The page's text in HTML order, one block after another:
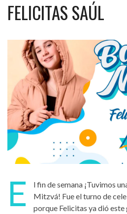
FELICITAS SAÚL
E
l fin de semana ¡Tuvimos
Mitzvá! Fue el turno de
porque Felicitas ya dió